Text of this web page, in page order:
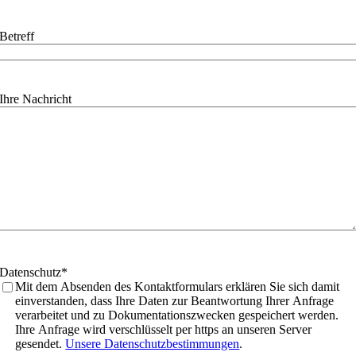
Betreff
Ihre Nachricht
Datenschutz*
Mit dem Absenden des Kontaktformulars erklären Sie sich damit
einverstanden, dass Ihre Daten zur Beantwortung Ihrer Anfrage
verarbeitet und zu Dokumentationszwecken gespeichert werden.
Ihre Anfrage wird verschlüsselt per https an unseren Server
gesendet.Unsere Datenschutzbestimmungen.